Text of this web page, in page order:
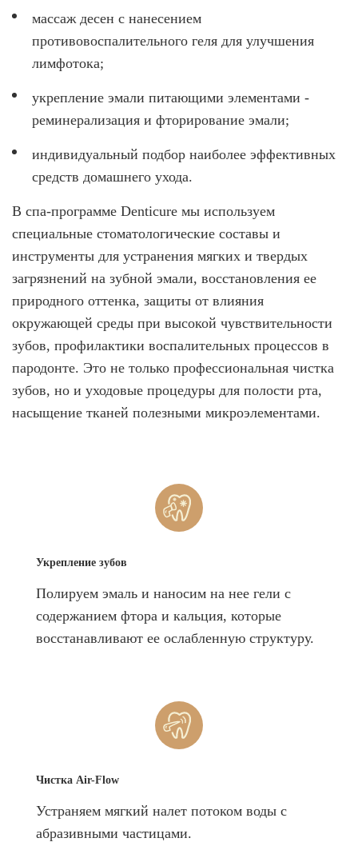
Съемные зубные протезы
Бюгельные протезы
Мостовидные протезы
УДАЛЕНИЕ ЗУБОВ
О КЛИНИКЕ
КОНТАКТЫ
СТАТЬИ
ВАКАНСИИ
АКЦИИ
ОФИЦИАЛЬНАЯ ИНФОРМАЦИЯ
ОБОРУДОВАНИЕ
массаж десен с нанесением
противовоспалительного геля для улучшения
лимфотока;
укрепление эмали питающими элементами -
реминерализация и фторирование эмали;
индивидуальный подбор наиболее эффективных
средств домашнего ухода.
В спа-программе Denticure мы используем
специальные стоматологические составы и
инструменты для устранения мягких и твердых
загрязнений на зубной эмали, восстановления ее
природного оттенка, защиты от влияния
окружающей среды при высокой чувствительности
зубов, профилактики воспалительных процессов в
пародонте. Это не только профессиональная чистка
зубов, но и уходовые процедуры для полости рта,
насыщение тканей полезными микроэлементами.
Укрепление зубов
Полируем эмаль и наносим на нее гели с
содержанием фтора и кальция, которые
восстанавливают ее ослабленную структуру.
Чистка Air-Flow
Устраняем мягкий налет потоком воды с
абразивными частицами.